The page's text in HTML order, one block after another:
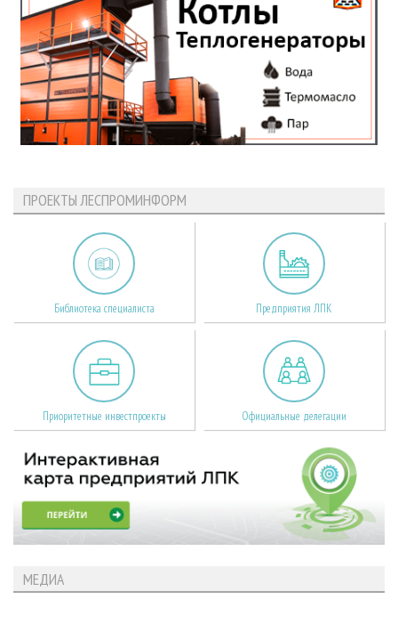
ПРОЕКТЫ ЛЕСПРОМИНФОРМ
Библиотека специалиста Предприятия ЛПК
Приоритетные инвестпроекты Официальные делегации
МЕДИА